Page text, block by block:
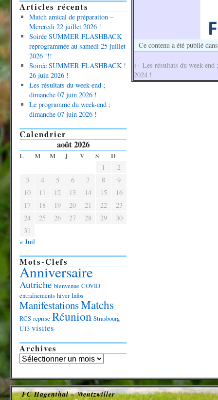
Ce contenu a été publié
← Les résultats du week-end
2024 !
Articles récents
Match amical de préparation –
Mercredi 22 juillet 2026 !
Soirée SUMMER FLASHBACK
reprogrammée au samedi 25 juillet
2026 !!!
Soirée SUMMER FLASHBACK !
26 juin 2026 !
Les résultats du week-end ;
dimanche 07 juin 2026 !
Le programme du week-end ;
dimanche 07 juin 2026 !
Calendrier
août 2026
L M M J V S D
1
2
3
4 5 6 7 8
9
10
11 12 13 14 15
16
17
18 19 20 21 22
23
24
25 26 27 28 29
30
31
« Juil
Mots-Clefs
Anniversaire
Autriche bienvenue COVID
entraînements hiver Infos
ManifestationsMatchs
RCS reprise Réunion Strasbourg
U13 visites
Archives
FC Hagenthal – Wentzwiller